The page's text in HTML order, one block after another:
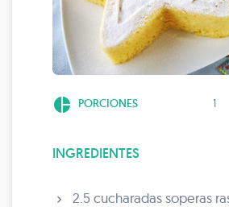
pie_chart PORCIONES 1
INGREDIENTES
2.5 cucharadas soperas